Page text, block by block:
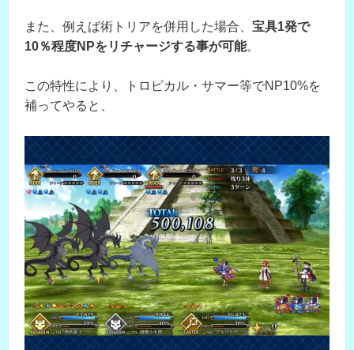
また、例えば術トリアを併用した場合、 宝具1発で
10％程度NPをリチャージする事が可能。
この特性により、トロピカル・サマー等でNP10%を
補ってやると、